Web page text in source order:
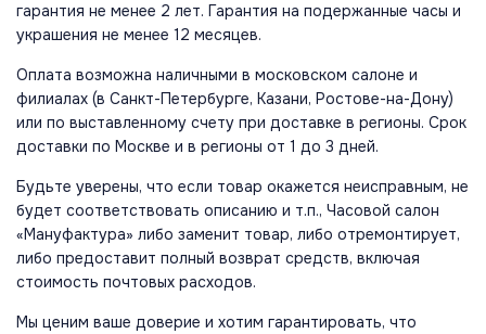
гарантия не менее 2 лет. Гарантия на подержанные часы и
украшения не менее 12 месяцев.
Оплата возможна наличными в московском салоне и
филиалах (в Санкт-Петербурге, Казани, Ростове-на-Дону)
или по выставленному счету при доставке в регионы. Срок
доставки по Москве и в регионы от 1 до 3 дней.
Будьте уверены, что если товар окажется неисправным, не
будет соответствовать описанию и т.п., Часовой салон
«Мануфактура» либо заменит товар, либо отремонтирует,
либо предоставит полный возврат средств, включая
стоимость почтовых расходов.
Мы ценим ваше доверие и хотим гарантировать, что